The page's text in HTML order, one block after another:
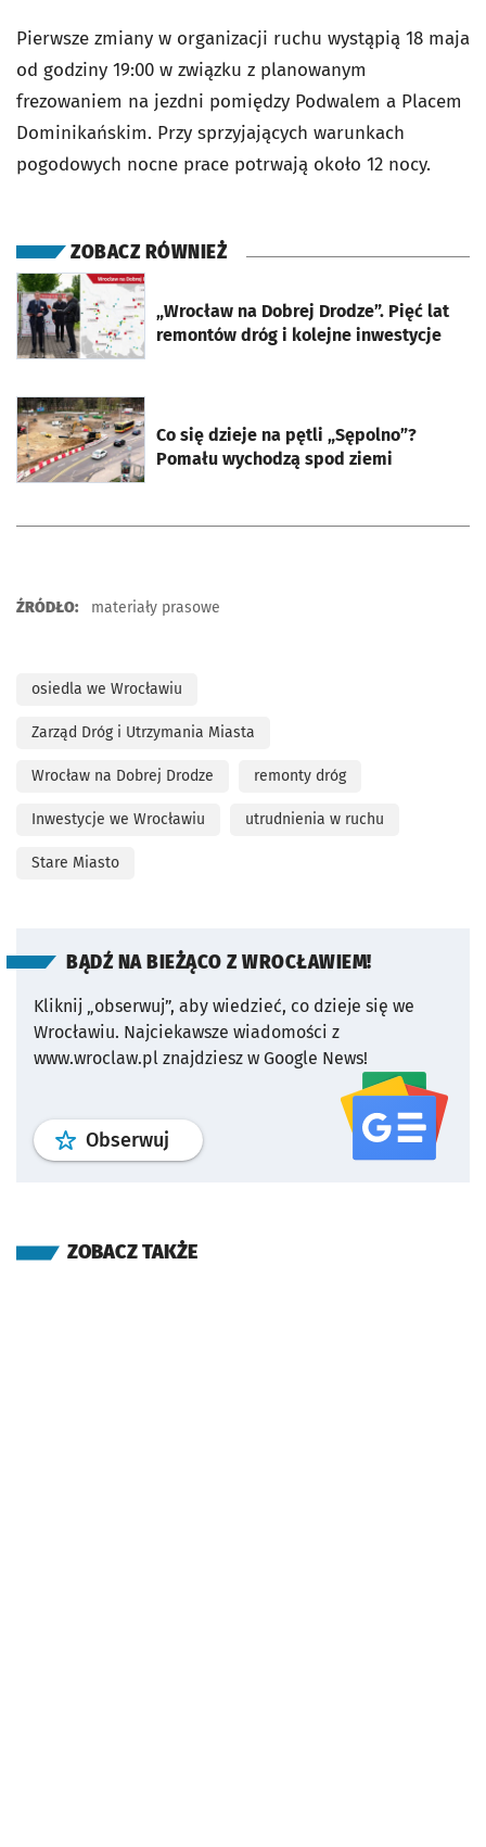
Pierwsze zmiany w organizacji ruchu wystąpią 18 maja
od godziny 19:00 w związku z planowanym
frezowaniem na jezdni pomiędzy Podwalem a Placem
Dominikańskim. Przy sprzyjających warunkach
pogodowych nocne prace potrwają około 12 nocy.
ZOBACZ RÓWNIEŻ
„Wrocław na Dobrej Drodze”. Pięć lat
remontów dróg i kolejne inwestycje
otworzy się w nowej karcie
Co się dzieje na pętli „Sępolno”?
Pomału wychodzą spod ziemi
otworzy się w nowej karcie
ŹRÓDŁO: materiały prasowe
osiedla we Wrocławiu
Zarząd Dróg i Utrzymania Miasta
Wrocław na Dobrej Drodze remonty dróg
Inwestycje we Wrocławiu utrudnienia w ruchu
Stare Miasto
BĄDŹ NA BIEŻĄCO Z WROCŁAWIEM!
Kliknij „obserwuj”, aby wiedzieć, co dzieje się we
Wrocławiu. Najciekawsze wiadomości z
www.wroclaw.pl znajdziesz w Google News!
Obserwuj profil serwisu
ZOBACZ TAKŻE